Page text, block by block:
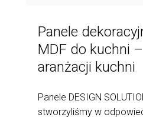
Panele
MDF do kuchni
aranżacji kuchni
Panele DESIGN
stworzyliśmy w